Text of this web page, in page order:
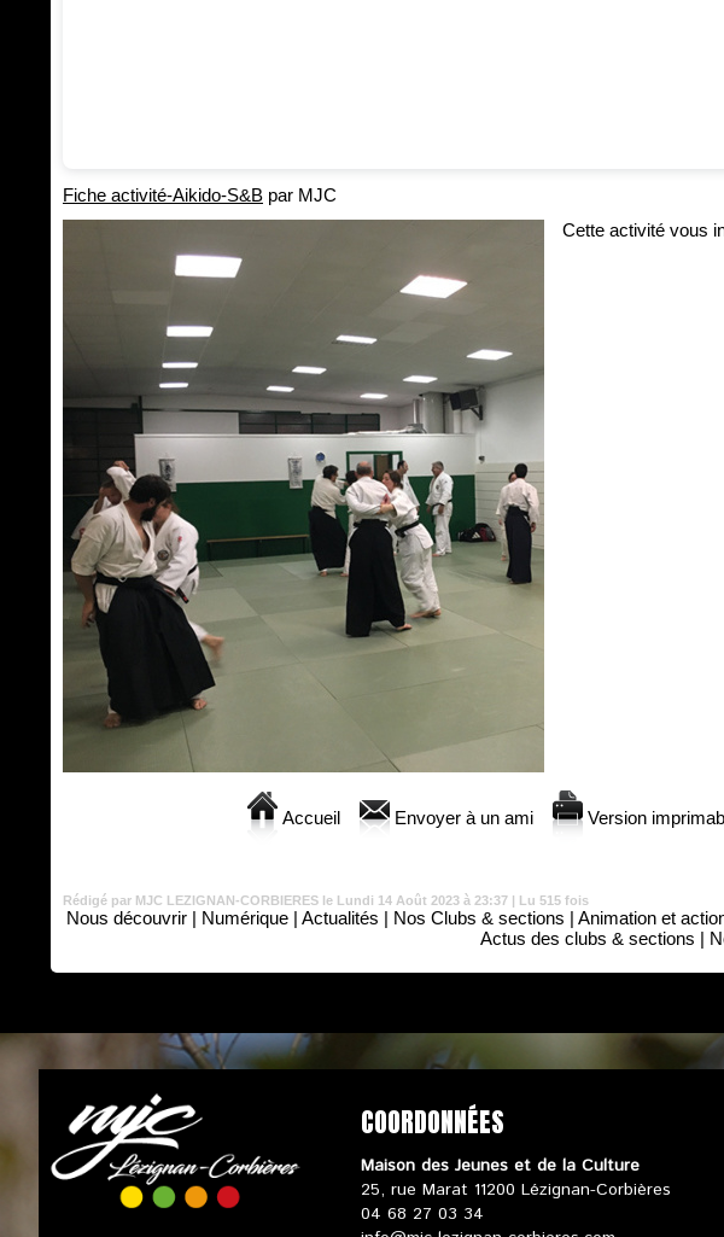
Fiche activité-Aikido-S&B par MJC
Cette activité vous
Accueil Envoyer à un ami Version
Rédigé par MJC LEZIGNAN-CORBIERES le Lundi 14 Août 2023 à 23:37 | Lu 515 fois
Nous découvrir | Numérique | Actualités | Nos Clubs & sections | Animation et
Actus des clubs & sections |
COORDONNÉES
Maison des Jeunes et de la Culture
25, rue Marat 11200 Lézignan-Corbières
04 68 27 03 34